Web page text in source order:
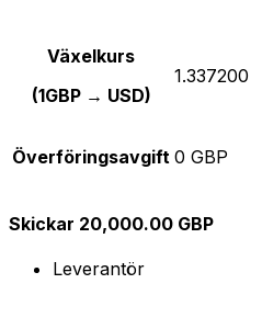
Växelkurs
(1GBP → USD)
1.337200
Överföringsavgift 0 GBP
Skickar 20,000.00 GBP
Leverantör